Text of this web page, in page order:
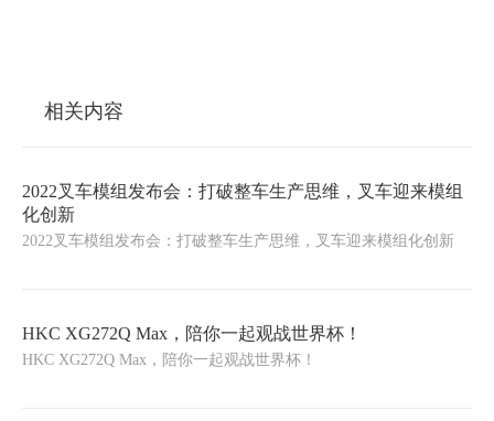
相关内容
2022叉车模组发布会：打破整车生产思维，叉车迎来模组
化创新
2022叉车模组发布会：打破整车生产思维，叉车迎来模组化创新
HKC XG272Q Max，陪你一起观战世界杯！
HKC XG272Q Max，陪你一起观战世界杯！